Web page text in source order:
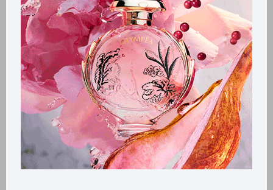
Retiros gratuitos en tiendas
Productos que te pueden interesar